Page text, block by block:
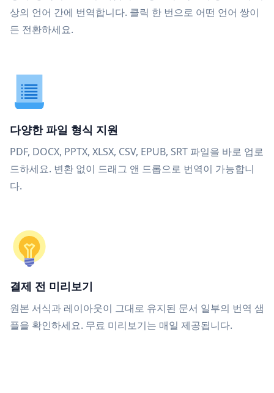
상의 언어 간에 번역합니다. 클릭 한 번으로 어떤 언어 쌍이
든 전환하세요.
다양한 파일 형식 지원
PDF, DOCX, PPTX, XLSX, CSV, EPUB, SRT 파일을 바로 업로
드하세요. 변환 없이 드래그 앤 드롭으로 번역이 가능합니
다.
결제 전 미리보기
원본 서식과 레이아웃이 그대로 유지된 문서 일부의 번역 샘
플을 확인하세요. 무료 미리보기는 매일 제공됩니다.